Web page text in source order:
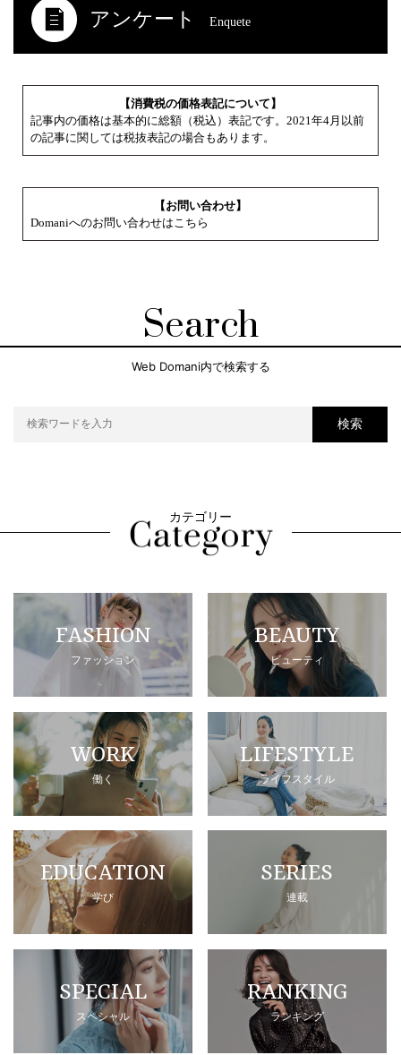
アンケート Enquete
【消費税の価格表記について】
記事内の価格は基本的に総額（税込）表記です。2021年4月以前
の記事に関しては税抜表記の場合もあります。
【お問い合わせ】
Domaniへのお問い合わせはこちら
Search
Web Domani内で検索する
検索
カテゴリー
FASHION
ファッション
BEAUTY
ビューティ
WORK
働く
LIFESTYLE
ライフスタイル
EDUCATION
学び
SERIES
連載
SPECIAL
スペシャル
RANKING
ランキング